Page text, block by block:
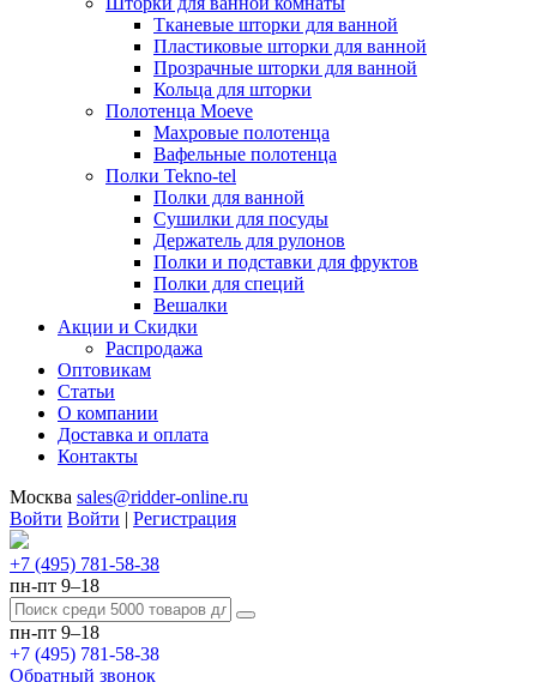
Тканевые шторки для ванной
Пластиковые шторки для ванной
Прозрачные шторки для ванной
Кольца для шторки
Полотенца Moeve
Махровые полотенца
Вафельные полотенца
Полки Tekno-tel
Полки для ванной
Сушилки для посуды
Держатель для рулонов
Полки и подставки для фруктов
Полки для специй
Вешалки
Акции и Скидки
Распродажа
Оптовикам
Статьи
О компании
Доставка и оплата
Контакты
Москва sales@ridder-online.ru
Войти Войти | Регистрация
+7 (495) 781-58-38
пн-пт 9–18
пн-пт 9–18
+7 (495) 781-58-38
Обратный звонок